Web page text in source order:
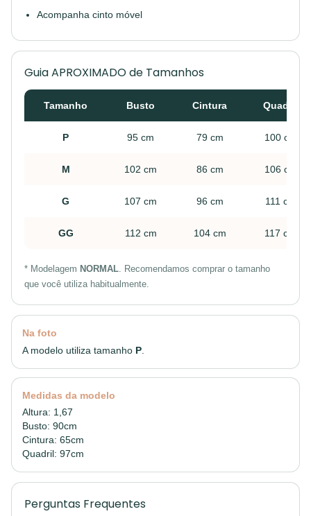
Acompanha cinto móvel
Guia APROXIMADO de Tamanhos
Tamanho Busto Cintura Quadril
P 95 cm 79 cm 100 cm
M 102 cm 86 cm 106 cm
G 107 cm 96 cm 111 cm
GG 112 cm 104 cm 117 cm
* Modelagem NORMAL. Recomendamos comprar o tamanho
que você utiliza habitualmente.
Na foto
A modelo utiliza tamanho P
Medidas da modelo
Altura: 1,67
Busto: 90cm
Cintura: 65cm
Quadril: 97cm
Perguntas Frequentes